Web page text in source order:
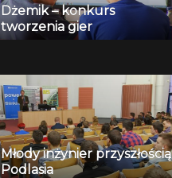
Dżemik – konkurs
tworzenia gier
Młody inżynier przyszłością
Podlasia